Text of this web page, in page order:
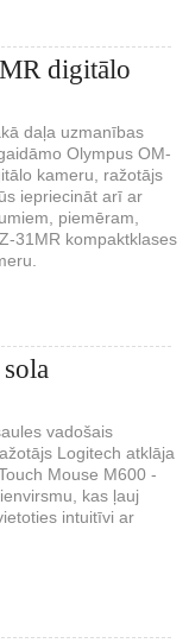
digitālo
daļa uzmanības
Olympus OM-
kameru, ražotājs
iepriecināt arī ar
piemēram,
31MR kompaktklases
vadošais
Logitech atklāja
Mouse M600 -
kas ļauj
intuitīvi ar